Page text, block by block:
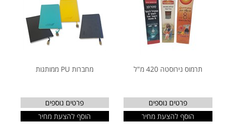
תרמוס נירוסטה 420 מ"ל
פרטים נוספים
הוסף להצעת מחיר
מחברות PU ממותגות
פרטים נוספים
הוסף להצעת מחיר